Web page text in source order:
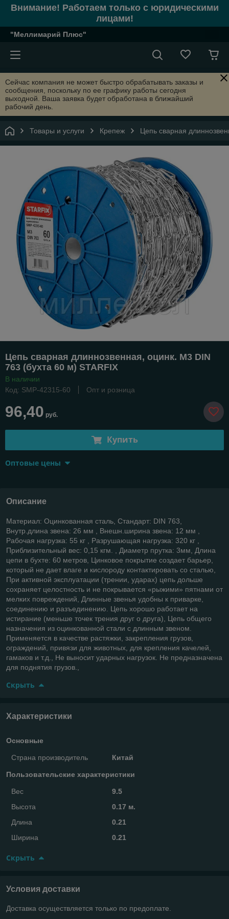
Внимание! Работаем только с юридическими
лицами!
"Меллимарий Плюс"
Сейчас компания не может быстро обрабатывать заказы и
сообщения, поскольку по ее графику работы сегодня
выходной. Ваша заявка будет обработана в ближайший
рабочий день.
Товары и услуги Крепеж Цепь сварная
Цепь сварная длиннозвенная, оцинк. М3 DIN
763 (бухта 60 м) STARFIX
В наличии
Код: SMP-42315-60
Опт и розница
96,40 руб.
Купить
Оптовые цены
Описание
Материал: Оцинкованная сталь, Стандарт: DIN 763,
Внутр.длина звена: 26 мм , Внешн.ширина звена: 12 мм ,
Рабочая нагрузка: 55 кг , Разрушающая нагрузка: 320 кг ,
Приблизительный вес: 0,15 кгм. , Диаметр прутка: 3мм, Длина
цепи в бухте: 60 метров, Цинковое покрытие создает барьер,
который не дает влаге и кислороду контактировать со сталью,
При активной эксплуатации (трении, ударах) цепь дольше
сохраняет целостность и не покрывается «рыжими» пятнами от
мелких повреждений, Длинные звенья удобны к приварке,
соединению и разъединению. Цепь хорошо работает на
истирание (меньше точек трения друг о друга), Цепь общего
назначения из оцинкованной стали с длинным звеном.
Применяется в качестве растяжки, закрепления грузов,
ограждений, привязи для животных, для крепления качелей,
гамаков и т.д., Не выносит ударных нагрузок. Не предназначена
для поднятия грузов.,
Скрыть
Характеристики
Основные
Страна производитель Китай
Пользовательские характеристики
Вес
9.5
Высота
0.17 м.
Длина
0.21
Ширина
0.21
Скрыть
Условия доставки
Доставка осуществляется только по предоплате.